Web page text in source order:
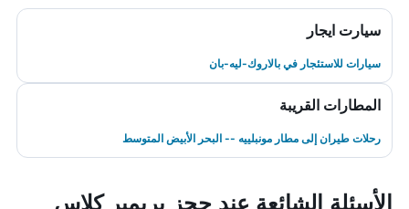
سيارت ايجار
سيارات للاستئجار في بالاروك-ليه-بان
المطارات القريبة
رحلات طيران إلى مطار مونبلييه -- البحر الأبيض المتوسط
الأسئلة الشائعة عند حجز بريمير كلاس